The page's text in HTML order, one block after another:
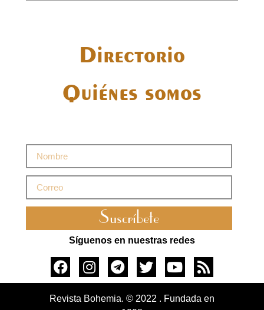
Directorio
Quiénes somos
Suscríbete
Síguenos en nuestras redes
Revista Bohemia. © 2022 . Fundada en